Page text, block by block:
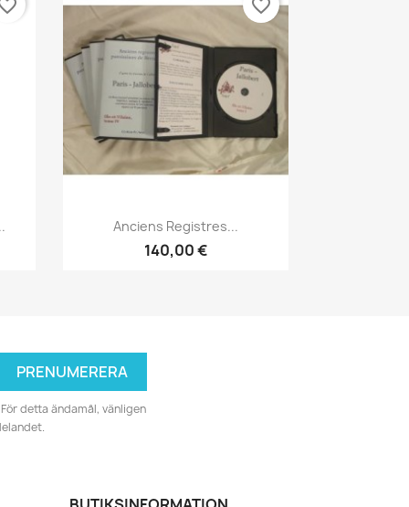
Snabbvy
Anciens Registres...
140,00 €
favorite_border
detta ändamål, vänligen